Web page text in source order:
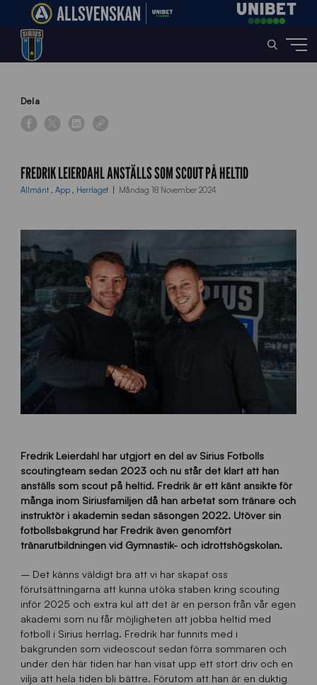
Home»
Dela
FREDRIK LEIERDAHL ANSTÄLLS SOM SCOUT PÅ HELTID
Allmänt , App , Herrlaget Måndag 18 November 2024
Fredrik Leierdahl har utgjort en del av Sirius Fotbolls
scoutingteam sedan 2023 och nu står det klart att han
anställs som scout på heltid. Fredrik är ett känt ansikte för
många inom Siriusfamiljen då han arbetat som tränare och
instruktör i akademin sedan säsongen 2022. Utöver sin
fotbollsbakgrund har Fredrik även genomfört
tränarutbildningen vid Gymnastik- och idrottshögskolan.
– Det känns väldigt bra att vi har skapat oss
förutsättningarna att kunna utöka staben kring scouting
inför 2025 och extra kul att det är en person från vår egen
akademi som nu får möjligheten att jobba heltid med
fotboll i Sirius herrlag. Fredrik har funnits med i
bakgrunden som videoscout sedan förra sommaren och
under den här tiden har han visat upp ett stort driv och en
vilja att hela tiden bli bättre. Förutom att han är en duktig